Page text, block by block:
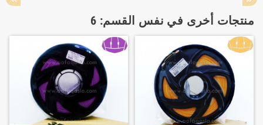
منتجات أخرى في نفس القسم: 6